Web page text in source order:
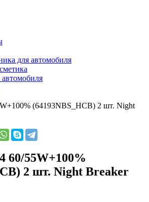
для автомобиля
(64193NBS_HCB) 2 шт. Night
60/55W+100%
2 шт. Night Breaker